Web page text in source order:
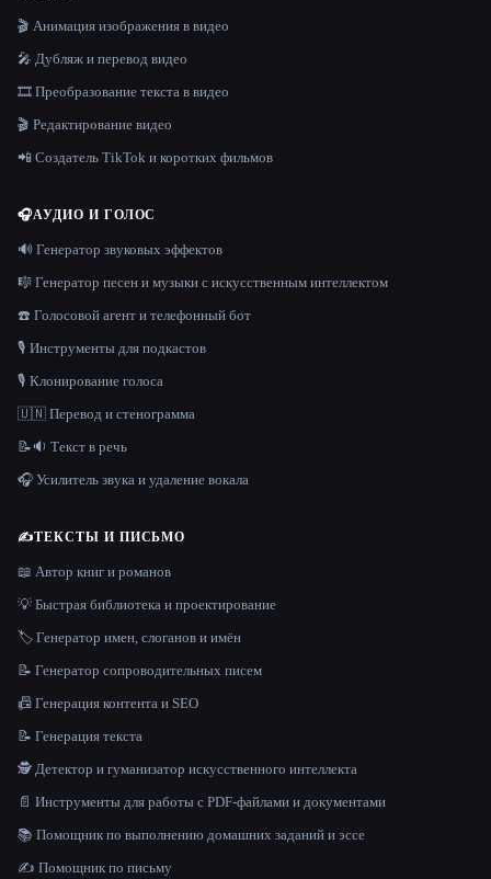
🎬 Анимация изображения в видео
🎤 Дубляж и перевод видео
🎞️ Преобразование текста в видео
🎬 Редактирование видео
📲 Создатель TikTok и коротких фильмов
🎧АУДИО И ГОЛОС
🔊 Генератор звуковых эффектов
🎼 Генератор песен и музыки с искусственным интеллектом
☎️ Голосовой агент и телефонный бот
🎙️ Инструменты для подкастов
🎙️ Клонирование голоса
🇺🇳 Перевод и стенограмма
📝🔉 Текст в речь
🎧 Усилитель звука и удаление вокала
✍️ТЕКСТЫ И ПИСЬМО
📖 Автор книг и романов
💡 Быстрая библиотека и проектирование
🏷️ Генератор имен, слоганов и имён
📝 Генератор сопроводительных писем
📠 Генерация контента и SEO
📝 Генерация текста
🕵️ Детектор и гуманизатор искусственного интеллекта
📄 Инструменты для работы с PDF-файлами и документами
📚 Помощник по выполнению домашних заданий и эссе
✍️ Помощник по письму